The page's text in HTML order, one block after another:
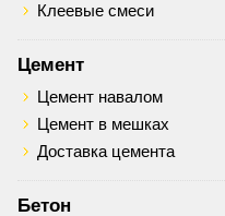
Клеевые смеси
Цемент
Цемент навалом
Цемент в мешках
Доставка цемента
Бетон